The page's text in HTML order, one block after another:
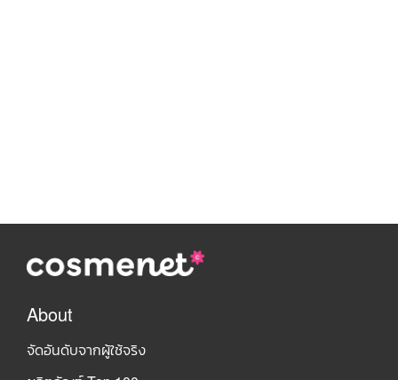
About
จัดอันดับจากผู้ใช้จริง